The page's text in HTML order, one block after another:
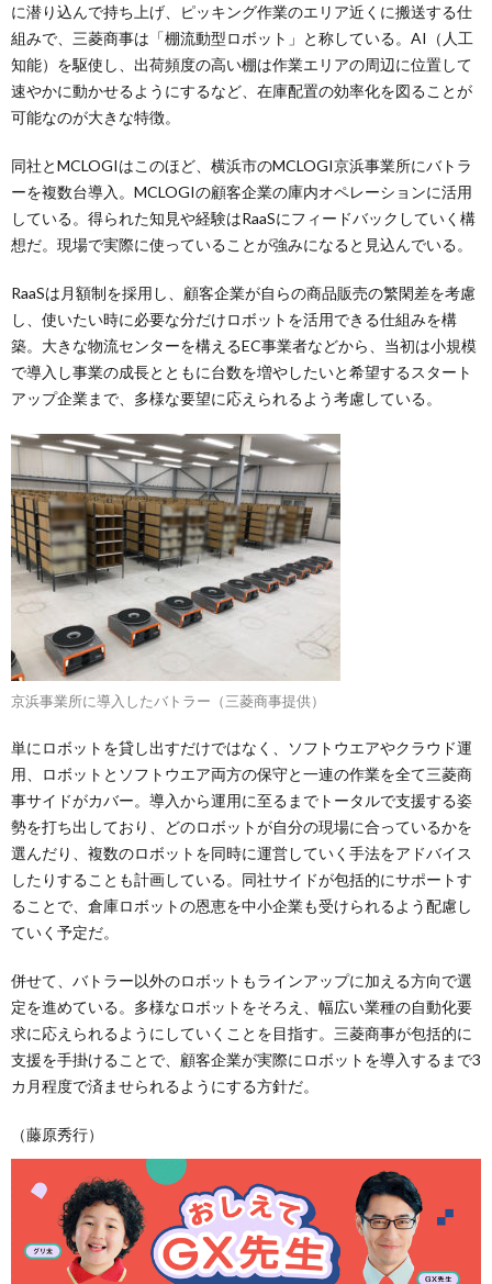
に潜り込んで持ち上げ、ピッキング作業のエリア近くに搬送する仕
組みで、三菱商事は「棚流動型ロボット」と称している。AI（人工
知能）を駆使し、出荷頻度の高い棚は作業エリアの周辺に位置して
速やかに動かせるようにするなど、在庫配置の効率化を図ることが
可能なのが大きな特徴。
同社とMCLOGIはこのほど、横浜市のMCLOGI京浜事業所にバトラ
ーを複数台導入。MCLOGIの顧客企業の庫内オペレーションに活用
している。得られた知見や経験はRaaSにフィードバックしていく構
想だ。現場で実際に使っていることが強みになると見込んでいる。
RaaSは月額制を採用し、顧客企業が自らの商品販売の繁閑差を考慮
し、使いたい時に必要な分だけロボットを活用できる仕組みを構
築。大きな物流センターを構えるEC事業者などから、当初は小規模
で導入し事業の成長とともに台数を増やしたいと希望するスタート
アップ企業まで、多様な要望に応えられるよう考慮している。
京浜事業所に導入したバトラー（三菱商事提供）
単にロボットを貸し出すだけではなく、ソフトウエアやクラウド運
用、ロボットとソフトウエア両方の保守と一連の作業を全て三菱商
事サイドがカバー。導入から運用に至るまでトータルで支援する姿
勢を打ち出しており、どのロボットが自分の現場に合っているかを
選んだり、複数のロボットを同時に運営していく手法をアドバイス
したりすることも計画している。同社サイドが包括的にサポートす
ることで、倉庫ロボットの恩恵を中小企業も受けられるよう配慮し
ていく予定だ。
併せて、バトラー以外のロボットもラインアップに加える方向で選
定を進めている。多様なロボットをそろえ、幅広い業種の自動化要
求に応えられるようにしていくことを目指す。三菱商事が包括的に
支援を手掛けることで、顧客企業が実際にロボットを導入するまで3
カ月程度で済ませられるようにする方針だ。
（藤原秀行）